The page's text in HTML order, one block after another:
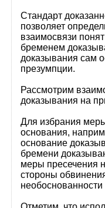
Стандарт
позволяет
взаимосвязи
бременем
доказывания сам
презумпции.
Рассмотрим
доказывания на
Для избрания
основания,
основание
бремени
меры пресечения
стороны